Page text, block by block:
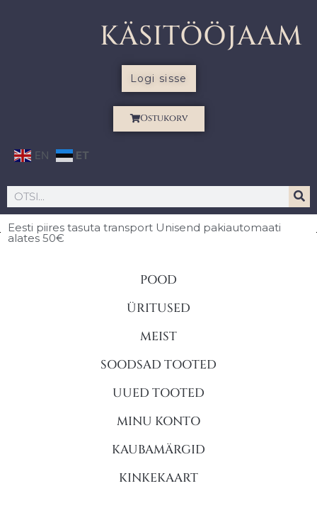
KÄSITÖÖJAAM
Logi sisse
Ostukorv
EN ET
Eesti piires tasuta transport Unisend pakiautomaati
alates 50€
POOD
ÜRITUSED
MEIST
SOODSAD TOOTED
UUED TOOTED
MINU KONTO
KAUBAMÄRGID
KINKEKAART